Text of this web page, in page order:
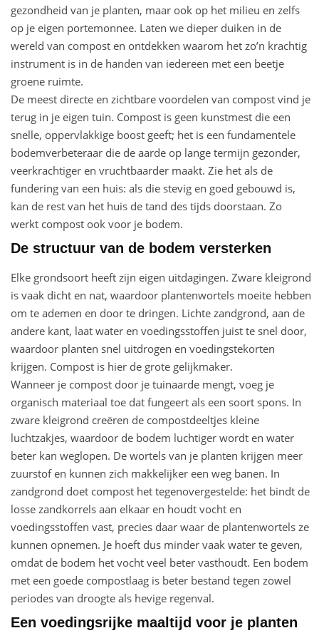
gezondheid van je planten, maar ook op het milieu en zelfs
op je eigen portemonnee. Laten we dieper duiken in de
wereld van compost en ontdekken waarom het zo’n krachtig
instrument is in de handen van iedereen met een beetje
groene ruimte.
De meest directe en zichtbare voordelen van compost vind je
terug in je eigen tuin. Compost is geen kunstmest die een
snelle, oppervlakkige boost geeft; het is een fundamentele
bodemverbeteraar die de aarde op lange termijn gezonder,
veerkrachtiger en vruchtbaarder maakt. Zie het als de
fundering van een huis: als die stevig en goed gebouwd is,
kan de rest van het huis de tand des tijds doorstaan. Zo
werkt compost ook voor je bodem.
De structuur van de bodem versterken
Elke grondsoort heeft zijn eigen uitdagingen. Zware kleigrond
is vaak dicht en nat, waardoor plantenwortels moeite hebben
om te ademen en door te dringen. Lichte zandgrond, aan de
andere kant, laat water en voedingsstoffen juist te snel door,
waardoor planten snel uitdrogen en voedingstekorten
krijgen. Compost is hier de grote gelijkmaker.
Wanneer je compost door je tuinaarde mengt, voeg je
organisch materiaal toe dat fungeert als een soort spons. In
zware kleigrond creëren de compostdeeltjes kleine
luchtzakjes, waardoor de bodem luchtiger wordt en water
beter kan weglopen. De wortels van je planten krijgen meer
zuurstof en kunnen zich makkelijker een weg banen. In
zandgrond doet compost het tegenovergestelde: het bindt de
losse zandkorrels aan elkaar en houdt vocht en
voedingsstoffen vast, precies daar waar de plantenwortels ze
kunnen opnemen. Je hoeft dus minder vaak water te geven,
omdat de bodem het vocht veel beter vasthoudt. Een bodem
met een goede compostlaag is beter bestand tegen zowel
periodes van droogte als hevige regenval.
Een voedingsrijke maaltijd voor je planten